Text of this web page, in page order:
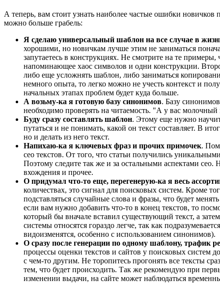
А теперь, вам стоит узнать наиболее частые ошибки
можно больше грабель:
Я сделаю универсальный шаблон на все случае в
хорошими, но новичкам лучше этим не заниматься
запутаетесь в конструкциях. Не смотрите на те
напоминающее хаос символов и одни конструкции.
либо еще усложнять шаблон, либо заниматься
немного опыта, то легко можно не учесть контекст и
начальных этапах проблем будет куда больше.
А возьму-ка я готовую базу синонимов. Базу
необходимо проверять на читаемость. "А у вас
Буду сразу составлять шаблон. Этому еще нужно
путаться и не понимать, какой он текст составляет. В
но и делать из него текст.
Напихаю-ка я ключевых фраз и прочих примочек.
сео текстов. От того, что статьи получились
Поэтому следите так же и за остальными аспектами
вхождения и прочее.
О придумал что-то еще, перегенерую-ка я весь
количествах, это сигнал для поисковых систем. Кроме
подставляться случайные слова и фразы, что будет
если вам нужно добавить что-то в конец текстов, то
который бы вначале вставил существующий текст, а
системы относятся гораздо легче, так как
видоизменятся, особенно с использованием синонимов).
О сразу после генерации по одному шаблону, трафик
процессы оценки текстов и сайтов у поисковых систем
с чем-то другим. Не торопитесь прогонять все тексты
тем, что будет происходить. Так же рекомендую при
изменении выдачи, на сайте может наблюдаться